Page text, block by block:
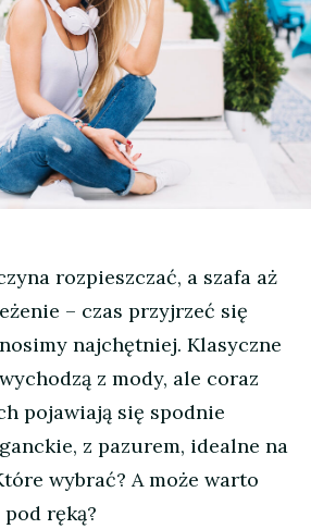
rozpieszczać, a szafa aż
– czas przyjrzeć się
najchętniej. Klasyczne
z mody, ale coraz
pojawiają się spodnie
z pazurem, idealne na
wybrać? A może warto
ręką?